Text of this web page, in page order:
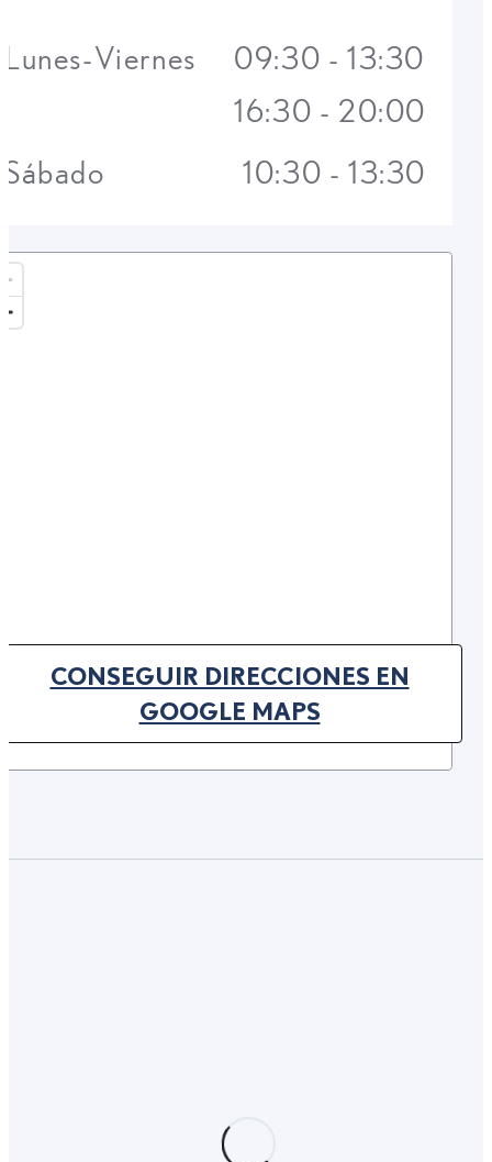
CONSEGUIR DIRECCIONES EN
GOOGLE MAPS(OPENS IN NEW TAB)
Lunes-Viernes
09:30 - 13:30
16:30 - 20:00
Sábado
10:30 - 13:30